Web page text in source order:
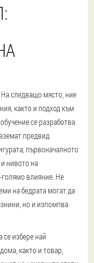
следващо място, ние
както и подход към
се разработва
предвид
първоначалното
нивото на
голямо влияние. Не
на бедрата могат да
но и изпомпва
се избере най
както и товар,